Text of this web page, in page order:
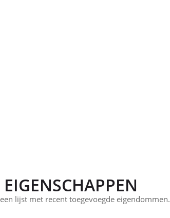
lijst met recent toegevoegde eigendommen.